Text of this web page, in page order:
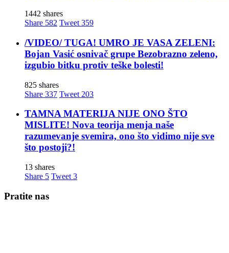
1442 shares
Share 582 Tweet 359
/VIDEO/ TUGA! UMRO JE VASA ZELENI:
Bojan Vasić osnivač grupe Bezobrazno zeleno,
izgubio bitku protiv teške bolesti!
825 shares
Share 337 Tweet 203
TAMNA MATERIJA NIJE ONO ŠTO
MISLITE! Nova teorija menja naše
razumevanje svemira, ono što vidimo nije sve
što postoji?!
13 shares
Share 5 Tweet 3
Pratite nas